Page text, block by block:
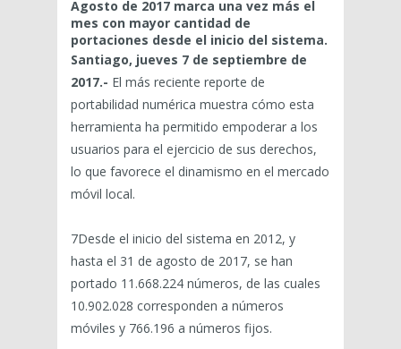
Agosto de 2017 marca una vez más el
mes con mayor cantidad de
portaciones desde el inicio del sistema.
Santiago, jueves 7 de septiembre de
2017.- El más reciente reporte de
portabilidad numérica muestra cómo esta
herramienta ha permitido empoderar a los
usuarios para el ejercicio de sus derechos,
lo que favorece el dinamismo en el mercado
móvil local.
7Desde el inicio del sistema en 2012, y
hasta el 31 de agosto de 2017, se han
portado 11.668.224 números, de las cuales
10.902.028 corresponden a números
móviles y 766.196 a números fijos.